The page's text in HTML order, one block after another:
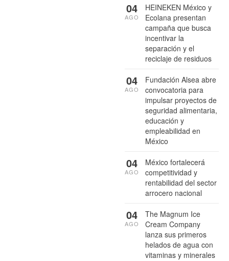
HEINEKEN México y
Ecolana presentan
campaña que busca
incentivar la
separación y el
reciclaje de residuos
04
AGO
Fundación Alsea abre
convocatoria para
impulsar proyectos de
seguridad alimentaria,
educación y
empleabilidad en
México
04
AGO
México fortalecerá
competitividad y
rentabilidad del sector
arrocero nacional
04
AGO
The Magnum Ice
Cream Company
lanza sus primeros
helados de agua con
vitaminas y minerales
04
AGO